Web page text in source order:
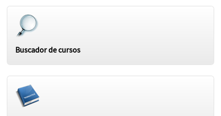
Buscador de cursos